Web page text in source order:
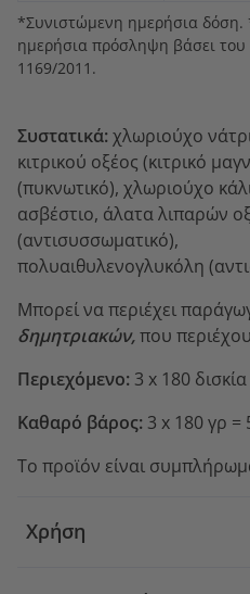
*Συνιστώμενη ημερήσια
ημερήσια πρόσληψη βάσει
1169/2011.
Συστατικά: χλωριούχο
κιτρικού οξέος (κιτρικό
(πυκνωτικό), χλωριούχο
ασβέστιο, άλατα λιπαρών
(αντισυσσωματικό),
πολυαιθυλενογλυκόλη
Μπορεί να περιέχει
δημητριακών,που
Περιεχόμενο: 3 x 180
Καθαρό βάρος: 3 x 180 γρ =
Το προϊόν είναι
Χρήση